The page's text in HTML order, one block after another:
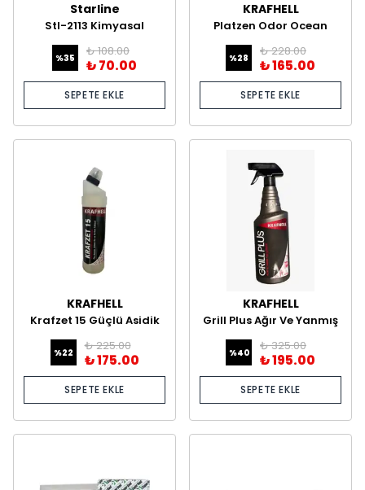
Starline
Stl-2113 Kimyasal
Eldiven No:10-10,5
%35 ₺ 108.00
₺ 70.00
SEPETE EKLE
KRAFHELL
Platzen Odor Ocean
Hava Aromatize Edici
500 ml
%28 ₺ 228.00
₺ 165.00
SEPETE EKLE
KRAFHELL
Krafzet 15 Güçlü Asidik
Temizlik Ürünü –
Profesyonel Kireç ve Pas
Sökücü
%22 ₺ 225.00
₺ 175.00
SEPETE EKLE
KRAFHELL
Grill Plus Ağır Ve Yanmış
Yağ Çözücü
%40 ₺ 325.00
₺ 195.00
SEPETE EKLE